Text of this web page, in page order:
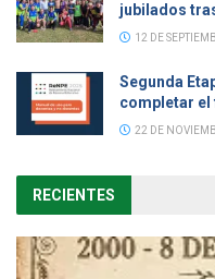
jubilados
12 DE
Segunda
completar
22 DE
RECIENTES